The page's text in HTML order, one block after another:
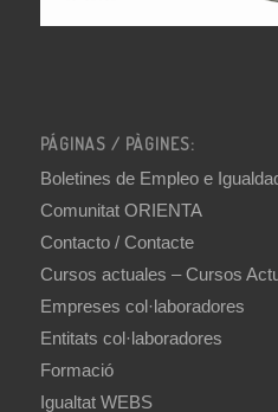
PÁGINAS / PÀGINES:
Boletines de Empleo e
Comunitat ORIENTA
Contacto / Contacte
Cursos actuales – Cursos
Empreses col·laboradores
Entitats col·laboradores
Formació
Igualtat WEBS